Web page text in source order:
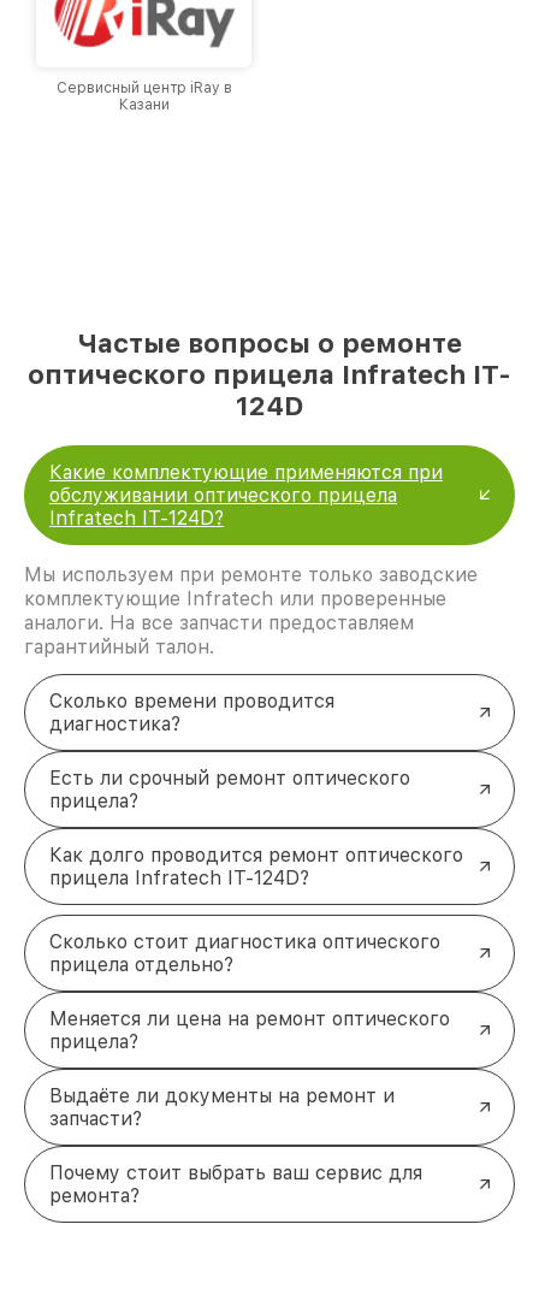
Сервисный центр iRay в
Казани
Частые вопросы о ремонте
оптического прицела Infratech IT-
124D
Какие комплектующие применяются при
обслуживании оптического прицела
Infratech IT-124D?
Мы используем при ремонте только заводские
комплектующие Infratech или проверенные
аналоги. На все запчасти предоставляем
гарантийный талон.
Сколько времени проводится
диагностика?
Есть ли срочный ремонт оптического
прицела?
Как долго проводится ремонт оптического
прицела Infratech IT-124D?
Сколько стоит диагностика оптического
прицела отдельно?
Меняется ли цена на ремонт оптического
прицела?
Выдаёте ли документы на ремонт и
запчасти?
Почему стоит выбрать ваш сервис для
ремонта?